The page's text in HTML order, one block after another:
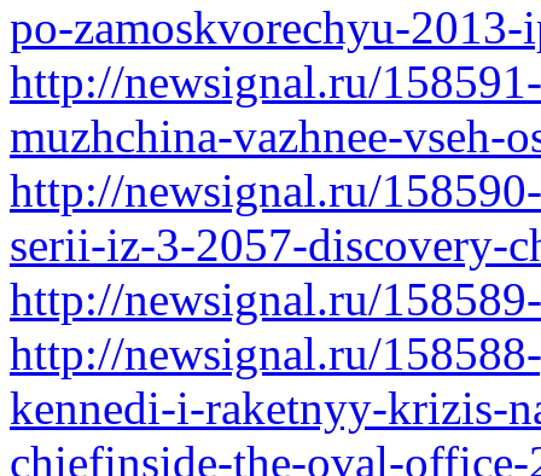
po-zamoskvorechyu-
http://newsignal.ru/
muzhchina-vazhnee-
http://newsignal.ru/
serii-iz-3-2057-discovery-
http://newsignal.ru/
http://newsignal.ru/
kennedi-i-raketnyy-krizis-
chiefinside-the-oval-